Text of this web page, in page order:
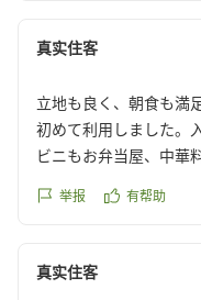
真实住客
立地も良く、朝食も満
初めて利用しました。
ビニもお弁当屋、中華
いかな?と思っていま
充されサービスは満足
で、これで充分。ご飯
举报 有帮助
真实住客